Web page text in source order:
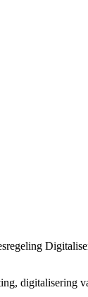
digitalisering